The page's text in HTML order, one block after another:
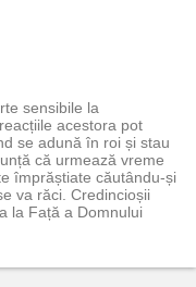
sensibile la
acestora pot
se adună în roi și stau
că urmează vreme
împrăștiate căutându-și
va răci. Credincioșii
la Față a Domnului